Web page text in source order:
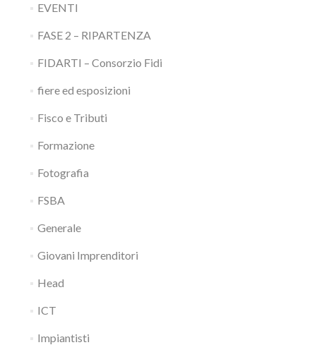
EVENTI
FASE 2 – RIPARTENZA
FIDARTI – Consorzio Fidi
fiere ed esposizioni
Fisco e Tributi
Formazione
Fotografia
FSBA
Generale
Giovani Imprenditori
Head
ICT
Impiantisti